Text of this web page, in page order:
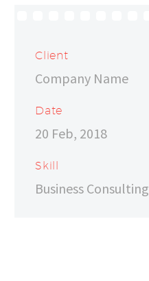
Client
Company Name
Date
20 Feb, 2018
Skill
Business Consulting